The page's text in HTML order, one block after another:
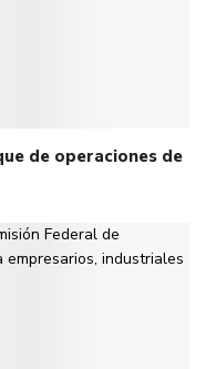
de operaciones de